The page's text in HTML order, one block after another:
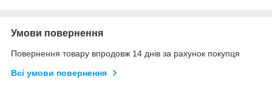
Умови повернення
Повернення товару впродовж 14 днів за рахунок покупця
Всі умови повернення